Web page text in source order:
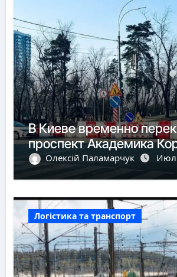
В Киеве временно
проспект Академика
Олексій Паламарчук Июл
Логістика та транспорт